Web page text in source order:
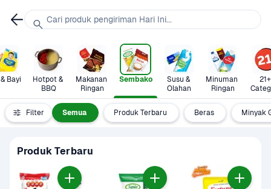
Bayi
Hotpot &
BBQ
Makanan
Ringan
Sembako
Susu &
Olahan
Minuman
Ringan
21+
Filter Semua Produk Terbaru Beras Minyak
Produk Terbaru
Cari produk pengiriman Hari Ini...